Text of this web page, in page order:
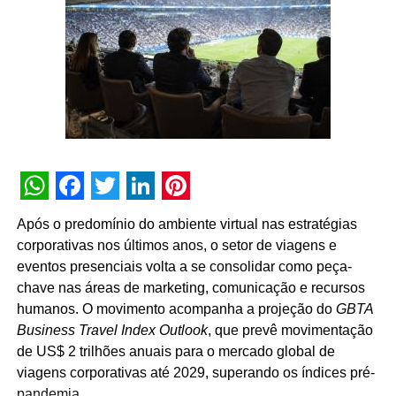
uma nova fase de cooperação e demonstra que o
desenvolvimento do mercado passa, necessariamente,
pela valorização das pessoas que fazem os eventos
acontecerem”, afirma Paulo Ventura, presidente da
UBRAFE.
A iniciativa estabelece uma agenda permanente de
educativas, o compartilhamento de metodologias de
para os pavilhões e a atuação conjunta junto a órgãos
públicos e autoridades reguladoras.
Para Guto Guedes, presidente da ABRACE, “a assinatura
deste acordo representa um avanço importante para as
empresas de cenografia e montagem de estandes e,
principalmente, para os profissionais que atuam na
montagem e na desmontagem dos eventos. Acreditamos
WhatsApp
Facebook
Twitter
LinkedIn
Pinterest
Após o predomínio do ambiente virtual nas estratégias
corporativas nos últimos anos, o setor de viagens e
eventos presenciais volta a se consolidar como peça-
chave nas áreas de marketing, comunicação e recursos
humanos. O movimento acompanha a projeção do GBTA
Business Travel Index Outlook, que prevê movimentação
de US$ 2 trilhões anuais para o mercado global de
viagens corporativas até 2029, superando os índices pré-